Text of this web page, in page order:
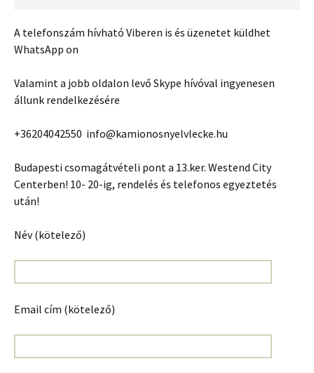
A telefonszám hívható Viberen is és üzenetet küldhet
WhatsApp on
Valamint a jobb oldalon levő Skype hívóval ingyenesen
állunk rendelkezésére
+36204042550 info@kamionosnyelvlecke.hu
Budapesti csomagátvételi pont a 13.ker. Westend City
Centerben! 10- 20-ig, rendelés és telefonos egyeztetés
után!
Név (kötelező)
Email cím (kötelező)